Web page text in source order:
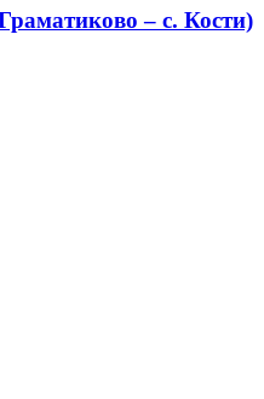
– с. Кости)